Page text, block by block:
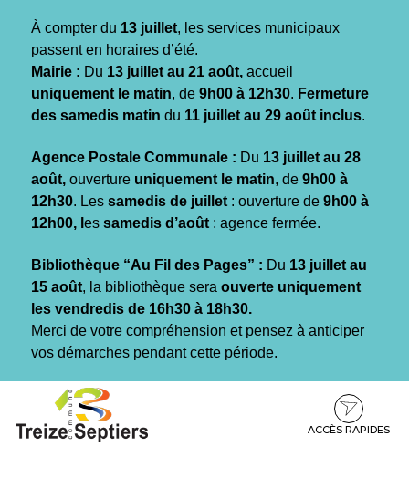
À compter du 13 juillet, les services municipaux
passent en horaires d’été.
Mairie : Du 13 juillet au 21 août, accueil
uniquement le matin, de 9h00 à 12h30. Fermeture
des samedis matin du 11 juillet au 29 août inclus.
Agence Postale Communale : Du 13 juillet au 28
août, ouverture uniquement le matin, de 9h00 à
12h30. Les samedis de juillet : ouverture de 9h00 à
12h00, l es samedis d’août : agence fermée.
Bibliothèque “Au Fil des Pages” : Du 13 juillet au
15 août, la bibliothèque sera ouverte uniquement
les vendredis de 16h30 à 18h30.
Merci de votre compréhension et pensez à anticiper
vos démarches pendant cette période.
contenu
pied
ACCÈS RAPIDES